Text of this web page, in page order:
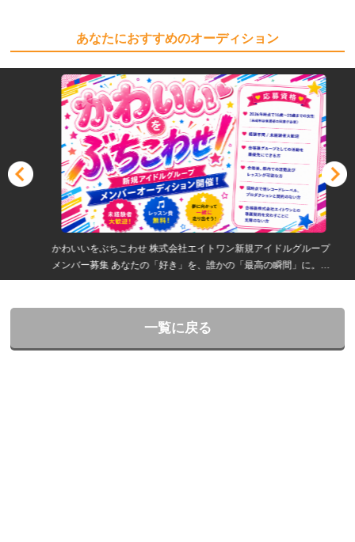
あなたにおすすめのオーディション
かわいいをぶちこわせ 株式会社エイトワン新規アイドルグループ
メンバー募集 あなたの「好き」を、誰かの「最高の瞬間」に。
「届けよう、心はずむ最高の瞬間を。」
一覧に戻る